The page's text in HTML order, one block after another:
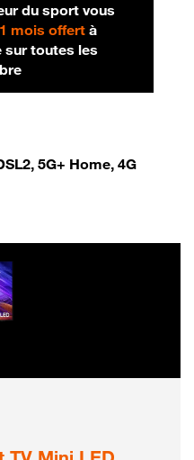
du sport vous
1 mois offertà
sur toutes les
5G+ Home, 4G